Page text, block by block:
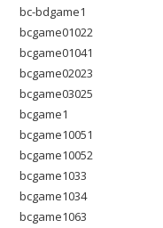
bc-bdgame1
bcgame01022
bcgame01041
bcgame02023
bcgame03025
bcgame1
bcgame10051
bcgame10052
bcgame1033
bcgame1034
bcgame1063